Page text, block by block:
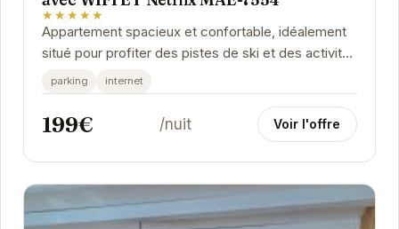
★★★★★
Appartement spacieux et confortable, idéalement
situé pour profiter des pistes de ski et des activités
de montagne. WIFI et Netflix inclus pour...
parking internet
199€ /nuit Voir l'offre